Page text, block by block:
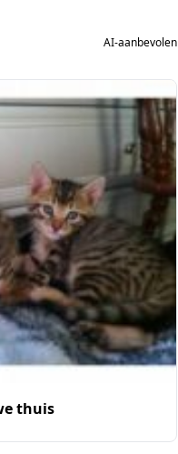
AI-aanbevolen
thuis